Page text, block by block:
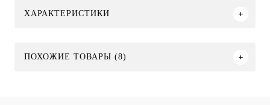
ХАРАКТЕРИСТИКИ
ПОХОЖИЕ ТОВАРЫ (8)